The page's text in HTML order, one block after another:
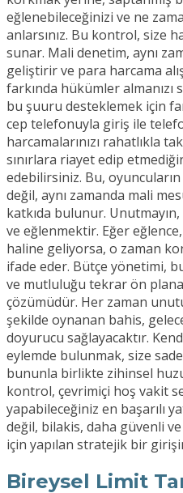
eğlenebileceğinizi ve ne
anlarsınız. Bu kontrol, size
sunar. Mali denetim, aynı
geliştirir ve para harcama
farkında hükümler
bu şuuru desteklemek için
cep telefonuyla giriş ile
harcamalarınızı rahatlıkla
sınırlara riayet edip
edebilirsiniz. Bu,
değil, aynı zamanda mali
katkıda bulunur.
ve eğlenmektir. Eğer eğlence,
haline geliyorsa, o zaman
ifade eder. Bütçe yönetimi,
ve mutluluğu tekrar ön plana
çözümüdür. Her zaman
şekilde oynanan bahis,
doyurucu sağlayacaktır.
eylemde bulunmak, size
bununla birlikte zihinsel
kontrol, çevrimiçi hoş vakit
yapabileceğiniz en başarılı
değil, bilakis, daha güvenli
için yapılan stratejik bir
Bireysel Limit